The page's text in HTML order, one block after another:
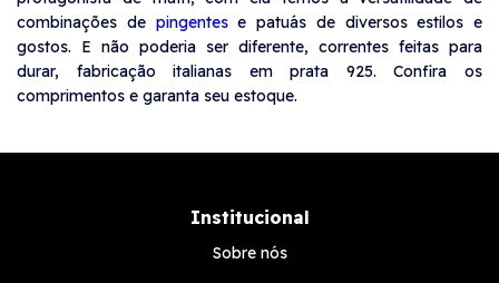
combinações de pingentese patuás de diversos estilos e
gostos. E não poderia ser diferente, correntes feitas para
durar, fabricação italianas em prata 925. Confira os
comprimentos e garanta seu estoque.
Institucional
Sobre nós